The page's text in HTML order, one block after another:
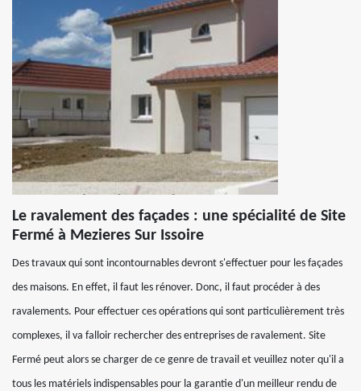
Le ravalement des façades : une spécialité de Site
Fermé à Mezieres Sur Issoire
Des travaux qui sont incontournables devront s'effectuer pour les façades
des maisons. En effet, il faut les rénover. Donc, il faut procéder à des
ravalements. Pour effectuer ces opérations qui sont particulièrement très
complexes, il va falloir rechercher des entreprises de ravalement. Site
Fermé peut alors se charger de ce genre de travail et veuillez noter qu'il a
tous les matériels indispensables pour la garantie d'un meilleur rendu de